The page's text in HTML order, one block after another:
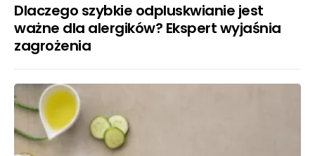
Dlaczego szybkie odpluskwianie jest
ważne dla alergików? Ekspert wyjaśnia
zagrożenia